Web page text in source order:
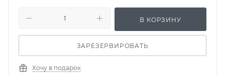
В КОРЗИНУ
ЗАРЕЗЕРВИРОВАТЬ
Хочу в подарок